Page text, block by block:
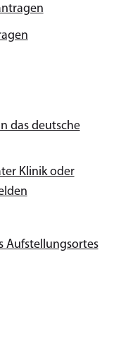
das deutsche
Klinik oder
Aufstellungsortes